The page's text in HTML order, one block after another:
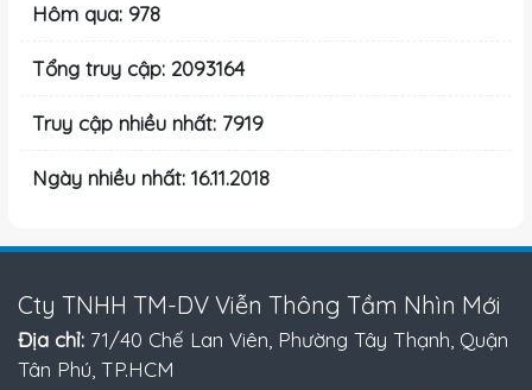
Hôm qua: 978
Tổng truy cập: 2093164
Truy cập nhiều nhất: 7919
Ngày nhiều nhất: 16.11.2018
Cty TNHH TM-DV Viễn Thông Tầm Nhìn Mới
Địa chỉ: 71/40 Chế Lan Viên, Phường Tây Thạnh, Quận
Tân Phú, TP.HCM